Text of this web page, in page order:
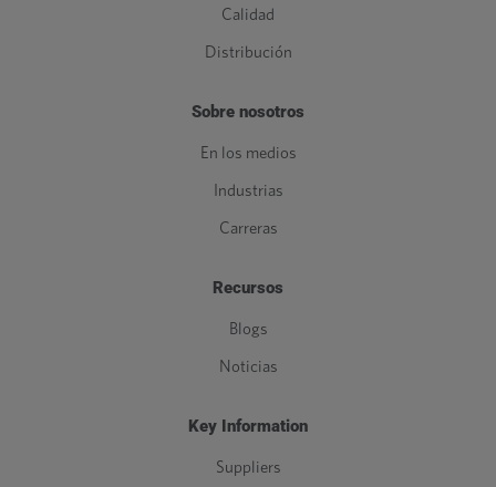
Calidad
Distribución
Sobre nosotros
En los medios
Industrias
Carreras
Recursos
Blogs
Noticias
Key Information
Suppliers